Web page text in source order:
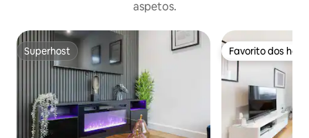
aspetos.
Superhost
Superhost Favorito dos
Favorito dos